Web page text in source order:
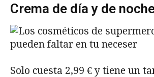
Crema de día y de
Solo cuesta 2,99 € y tiene un